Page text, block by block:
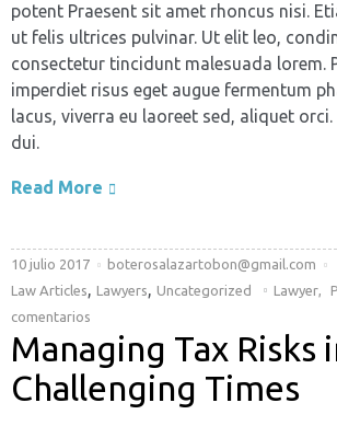
potent Praesent sit amet rhoncus nisi.
ut felis ultrices pulvinar. Ut elit leo,
consectetur tincidunt malesuada lorem.
imperdiet risus eget augue fermentum
lacus, viverra eu laoreet sed, aliquet
dui.
Read More
10 julio 2017
boterosalazartobon@gmail.com
Law Articles, Lawyers, Uncategorized Lawyer,
comentarios
Managing Tax Risks
Challenging Times